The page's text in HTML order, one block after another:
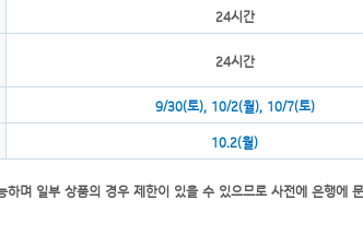
24시간
24시간
9/30(토), 10/2(월), 10/7(토)
10.2(월)
하며 일부 상품의 경우 제한이 있을 수 있으므로 사전에 은행에